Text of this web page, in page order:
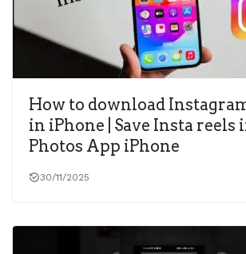
How to download
in iPhone | Save Insta reels
Photos App iPhone
30/11/2025